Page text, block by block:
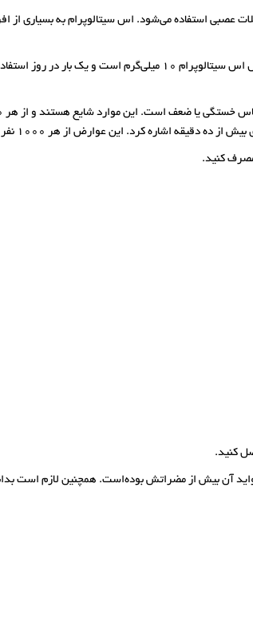
استفاده می‌شود. اس سیتالوپرام به بسیاری از
کرد. این عوارض از هر 1000 نفر در یک نفر رخ می‌دهد.
مصرف کنید.
کنید.
آن بیش از مضراتش بوده‌است. همچنین لازم است